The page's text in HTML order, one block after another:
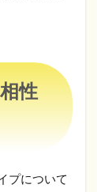
性
プについて